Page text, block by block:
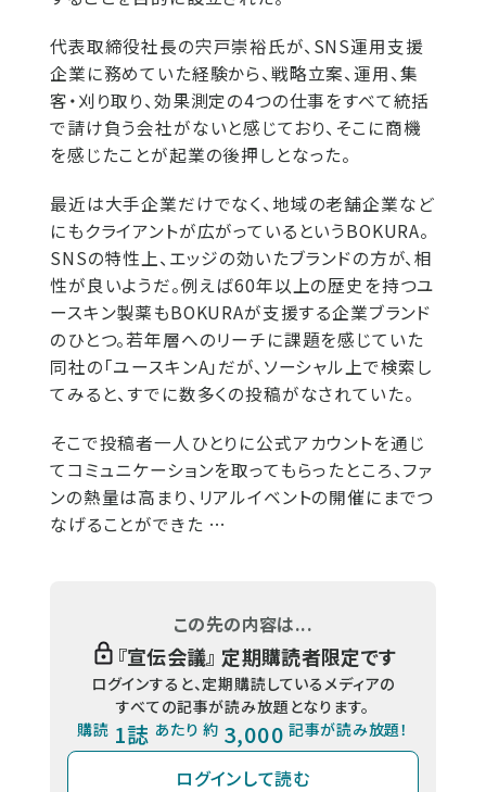
代表取締役社長の宍戸崇裕氏が、SNS運用支援
企業に務めていた経験から、戦略立案、運用、集
客・刈り取り、効果測定の4つの仕事をすべて統括
で請け負う会社がないと感じており、そこに商機
を感じたことが起業の後押しとなった。
最近は大手企業だけでなく、地域の老舗企業など
にもクライアントが広がっているというBOKURA。
SNSの特性上、エッジの効いたブランドの方が、相
性が良いようだ。例えば60年以上の歴史を持つユ
ースキン製薬もBOKURAが支援する企業ブランド
のひとつ。若年層へのリーチに課題を感じていた
同社の「ユースキンA」だが、ソーシャル上で検索し
てみると、すでに数多くの投稿がなされていた。
そこで投稿者一人ひとりに公式アカウントを通じ
てコミュニケーションを取ってもらったところ、ファ
ンの熱量は高まり、リアルイベントの開催にまでつ
なげることができた …
この先の内容は...
『宣伝会議』 定期購読者限定です
ログインすると、定期購読しているメディアの
すべての記事が読み放題となります。
購読 1誌 あたり 約 3,000 記事が読み放題！
ログインして読む